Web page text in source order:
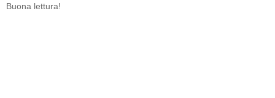
Buona lettura!